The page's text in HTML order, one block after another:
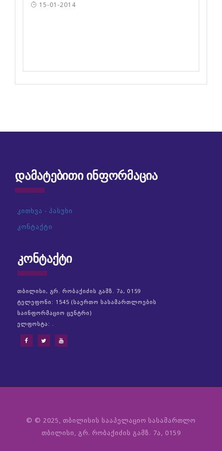
15-01-2014
ᲓᲐᲛᲐᲢᲔᲑᲘᲗᲘ ᲘᲜᲤᲝᲠᲛᲐᲪᲘᲐ
კითხვა - პასუხი
კონტაქტი
ᲙᲝᲜᲢᲐᲥᲢᲘ
თბილისი, გრ. რობაქიძის გამზ. 7ა, 0159
ტელეფონი: 1545 (საერთო სასამართლოების
საინფორმაციო ცენტრი)
ელფოსტა: .
© © 2025, თბილისის სააპელაციო სასამართლო
თბილისი, გრ. რობაქიძის გამზ. 7ა, 0159